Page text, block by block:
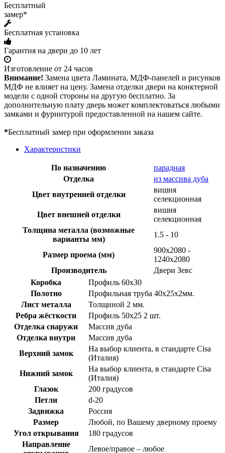
Бесплатный
замер*
Бесплатная установка
Гарантия на двери до 10 лет
Изготовление от 24 часов
Внимание! Замена цвета Ламината, МДФ-панелей и рисунков
МДФ не влияет на цену. Замена отделки двери на конктерной
модели с одной стороны на другую бесплатно. За
дополнительную плату дверь может комплектоваться любыми
замками и фурнитурой предоставленной на нашем сайте.
*Бесплатный замер при оформлении заказа
Характеристики
По назначению
парадная
Отделка
из массива дуба
Цвет внутренней отделки
вишня
селекционная
Цвет внешней отделки
вишня
селекционная
Толщина металла (возможные
варианты мм)
1.5 - 10
Размер проема (мм)
900х2080 -
1240х2080
Производитель
Двери Зевс
Коробка
Профиль 60х30
Полотно
Профильная труба 40х25х2мм.
Лист металла
Толщиной 2 мм.
Ребра жёсткости
Профиль 50х25 2 шт.
Отделка снаружи
Массив дуба
Отделка внутри
Массив дуба
Верхний замок
На выбор клиента, в стандарте Cisa
(Италия)
Нижний замок
На выбор клиента, в стандарте Cisa
(Италия)
Глазок
200 градусов
Петли
d-20
Задвижка
Россия
Размер
Любой, по Вашему дверному проему
Угол открывания
180 градусов
Направление
Левое/правое – любое